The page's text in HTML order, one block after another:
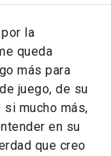
la
queda
más para
juego, de su
mucho más,
en su
que creo